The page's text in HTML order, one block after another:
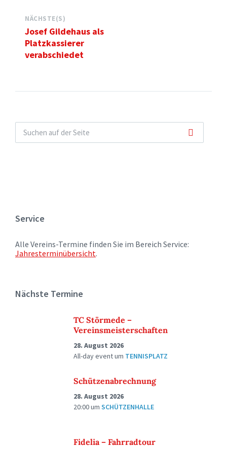
NÄCHSTE(S)
Josef Gildehaus als
Platzkassierer
verabschiedet
Service
Alle Vereins-Termine finden Sie im Bereich Service:
Jahresterminübersicht.
Nächste Termine
TC Störmede –
Vereinsmeisterschaften
28. August 2026
All-day eventum TENNISPLATZ
Schützenabrechnung
28. August 2026
20:00um SCHÜTZENHALLE
Fidelia – Fahrradtour